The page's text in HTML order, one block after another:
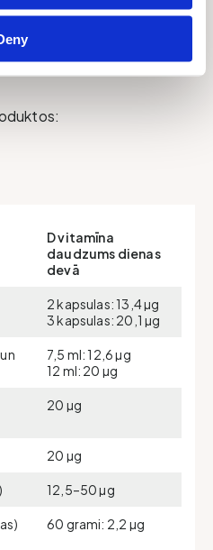
D vitamīna
daudzums dienas
devā
2 kapsulas: 13,4 µg
3 kapsulas: 20,1 µg
7,5 ml: 12,6 µg
12 ml: 20 µg
20 µg
20 µg
12,5–50 µg
60 grami: 2,2 µg